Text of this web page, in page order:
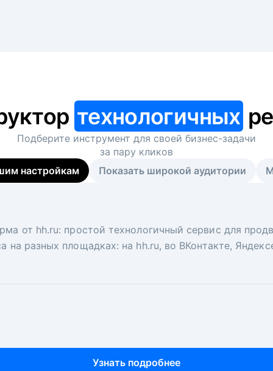
технологичных
Подберите инструмент для своей бизнес-задачи
за пару кликов
настройкам
Показать широкой аудитории
от hh.ru: простой технологичный сервис для
на разных площадках: на hh.ru, во ВКонтакте,
Узнать подробнее
вакансий на главной странице hh.ru.
ключ. Решите, сколько кандидатов и когда вам
рекрутеры и проектные менеджеры hh.ru с
Узнать подробнее